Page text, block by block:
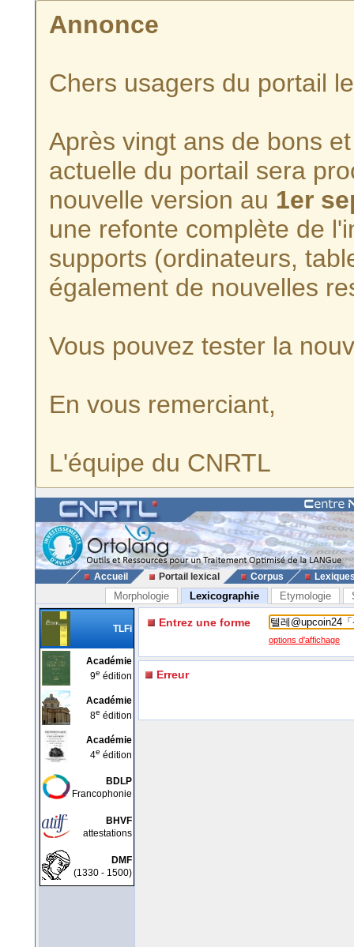
Annonce
Chers usagers du portail
Après vingt ans de bons
actuelle du portail sera
nouvelle version au 1er
une refonte complète de
supports (ordinateurs,
également de nouvelles
Vous pouvez tester la
En vous remerciant,
L'équipe du CNRTL
Accueil Portail lexical Corpus
Morphologie Lexicographie Etymologie
TLFi
Académie
9e édition
Académie
8e édition
Académie
4e édition
BDLP
Francophonie
BHVF
attestations
DMF
(1330 - 1500)
Entrez une forme
options d'affichage
Erreur